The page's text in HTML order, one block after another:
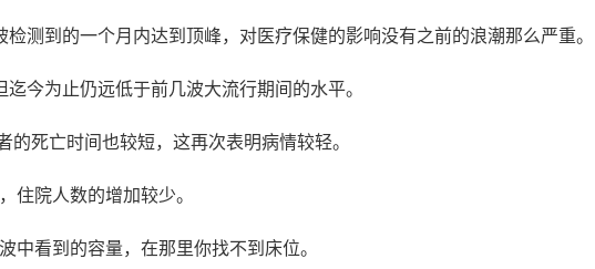
检测到的一个月内达到顶峰，对医疗保健的影响没有之前的浪潮那么严重。
今为止仍远低于前几波大流行期间的水平。
的死亡时间也较短，这再次表明病情较轻。
住院人数的增加较少。
中看到的容量，在那里你找不到床位。